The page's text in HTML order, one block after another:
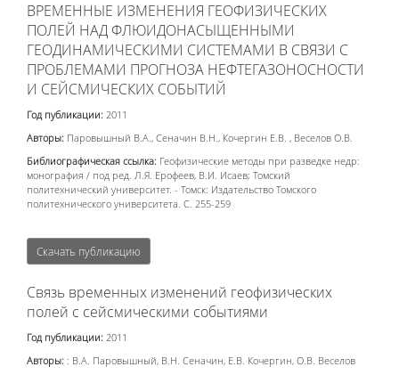
ВРЕМЕННЫЕ ИЗМЕНЕНИЯ ГЕОФИЗИЧЕСКИХ
ПОЛЕЙ НАД ФЛЮИДОНАСЫЩЕННЫМИ
ГЕОДИНАМИЧЕСКИМИ СИСТЕМАМИ В СВЯЗИ С
ПРОБЛЕМАМИ ПРОГНОЗА НЕФТЕГАЗОНОСНОСТИ
И СЕЙСМИЧЕСКИХ СОБЫТИЙ
Год публикации: 2011
Авторы: Паровышный В.А., Сеначин В.Н., Кочергин Е.В. , Веселов О.В.
Библиографическая ссылка: Геофизические методы при разведке недр:
монография / под ред. Л.Я. Ерофеев, В.И. Исаев; Томский
политехнический университет. - Томск: Издательство Томского
политехнического университета. С. 255-259
Скачать публикацию
Связь временных изменений геофизических
полей с сейсмическими событиями
Год публикации: 2011
Авторы: : В.А. Паровышный, В.Н. Сеначин, Е.В. Кочергин, О.В. Веселов